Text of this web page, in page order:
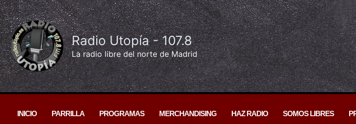
Ir
al
contenido
Radio Utopía - 107.8
La radio libre del norte de Madrid
INICIO PARRILLA PROGRAMAS MERCHANDISING HAZ RADIO SOMOS LIBRES